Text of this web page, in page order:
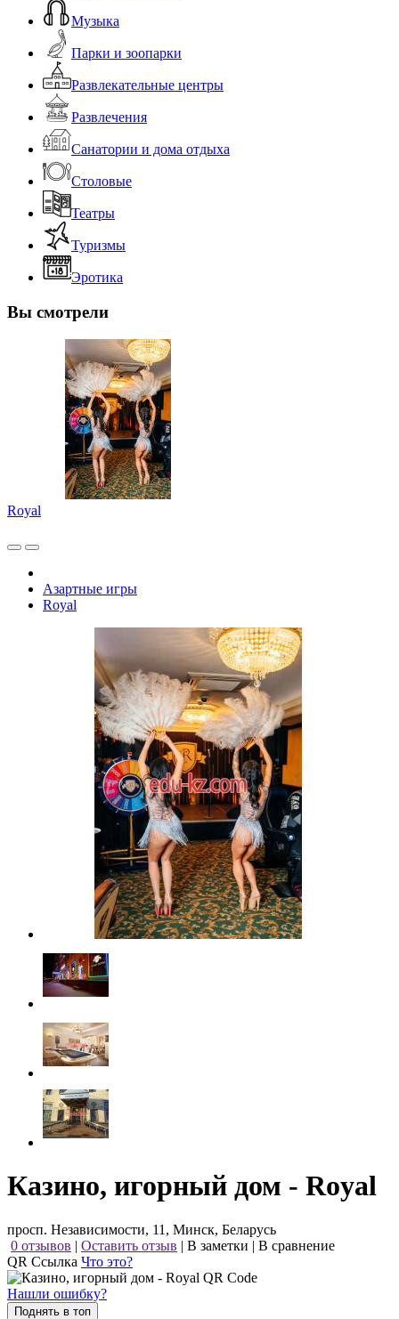
Музыка
Парки и зоопарки
Развлекательные центры
Развлечения
Санатории и дома отдыха
Столовые
Театры
Туризмы
Эротика
Вы смотрели
Royal
Азартные игры
Royal
Казино, игорный дом - Royal
просп. Независимости, 11, Минск, Беларусь
0 отзывов | Оставить отзыв | В заметки | В сравнение
QR Ссылка Что это?
Нашли ошибку?
Поднять в топ